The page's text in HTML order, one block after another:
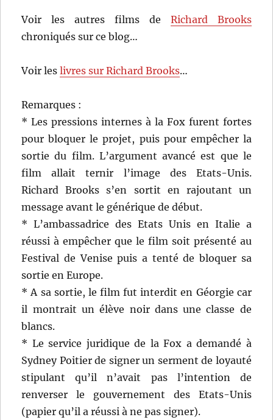
Voir les autres films de Richard Brooks
chroniqués sur ce blog…
Voir leslivres sur Richard Brooks…
Remarques :
* Les pressions internes à la Fox furent fortes
pour bloquer le projet, puis pour empêcher la
sortie du film. L’argument avancé est que le
film allait ternir l’image des Etats-Unis.
Richard Brooks s’en sortit en rajoutant un
message avant le générique de début.
* L’ambassadrice des Etats Unis en Italie a
réussi à empêcher que le film soit présenté au
Festival de Venise puis a tenté de bloquer sa
sortie en Europe.
* A sa sortie, le film fut interdit en Géorgie car
il montrait un élève noir dans une classe de
blancs.
* Le service juridique de la Fox a demandé à
Sydney Poitier de signer un serment de loyauté
stipulant qu’il n’avait pas l’intention de
renverser le gouvernement des Etats-Unis
(papier qu’il a réussi à ne pas signer).